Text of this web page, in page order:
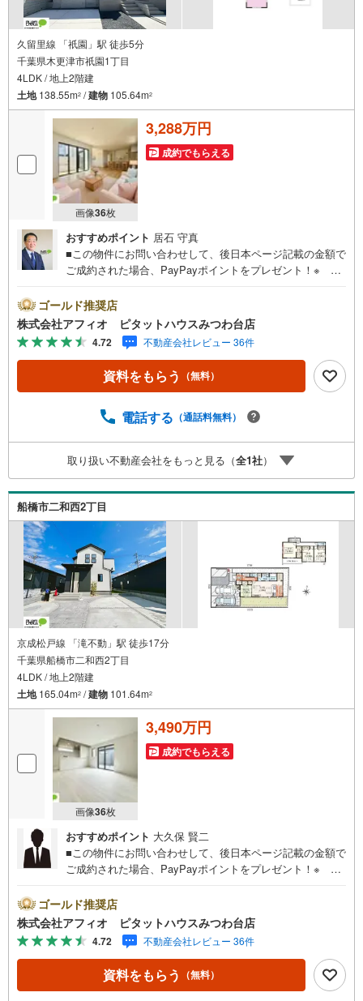
久留里線 「祇園」駅 徒歩5分
千葉県木更津市祇園1丁目
4LDK / 地上2階建
土地138.55m2 /建物 105.64m2
画像36枚
3,288万円
成約でもらえる
おすすめポイント 居石 守真
■この物件にお問い合わせして、後日本ページ記載の金額で
ご成約された場合、PayPayポイントをプレゼント！※ 条
中‥365日ご案内いつでも大歓迎!!JR内房線『木更津』駅バ
ス10分。「祇園」停徒歩3分。祇園小学校徒歩12分・第三
中学校徒歩8分でお子様の通学安心です。■家族みんなでゆ
ったりと過ごせる22.4帖の広々LDK■水回り集中設計で家事
動線良好!!■家事がはかどる食器洗浄乾燥機■リビング、主
寝室には大容量のウォークインクローゼット■2つのバルコ
物件数で、ご希望のお家探しが楽々できます。・売却のご
めに。・* 千葉県の不動産のことなら株式会社アフィオに
お任せください！● お客様の一生の宝物になるお家探し
の、心強いパートナーになれるよう全力でサポート致しま
す！ご見学やご相談には迅速にご対応致します！お気軽に
お問合せ下さいませ！
ゴールド推奨店
株式会社アフィオ ピタットハウスみつわ台店
4.72 不動産会社レビュー 36件
資料をもらう （無料）
電話する （通話料無料）
取り扱い不動産会社をもっと見る（全1社）
船橋市二和西2丁目
京成松戸線 「滝不動」駅 徒歩17分
千葉県船橋市二和西2丁目
4LDK / 地上2階建
土地165.04m2 /建物 101.64m2
画像36枚
3,490万円
成約でもらえる
おすすめポイント 大久保 賢二
■この物件にお問い合わせして、後日本ページ記載の金額で
ご成約された場合、PayPayポイントをプレゼント！※ 条
中‥365日ご案内いつでも大歓迎!!全14棟の分譲地！周辺施
設充実子育て世代にも優しい住環境 毎日の生活が豊かにな
る充実の設備仕様*。※選択制小学区域二和小学校‥徒歩9分
金杉台小学校‥徒歩11分■16帖の広々LDK■リビング全体を
見渡せるカウンターキッチン■キッチンには調理家電や食品
のストックなど保管できる大容量パントリー有■リネン庫付
ゴールド推奨店
株式会社アフィオ ピタットハウスみつわ台店
4.72 不動産会社レビュー 36件
資料をもらう （無料）